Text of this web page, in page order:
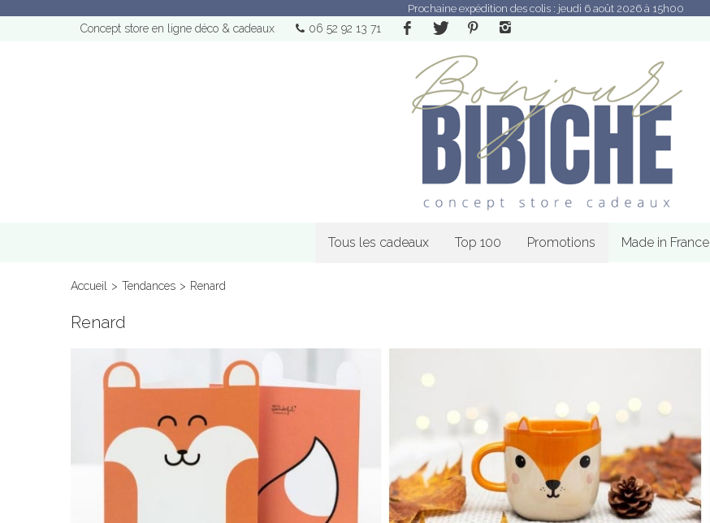
Prochaine expédition des colis : jeudi 6 août 2026 à 15h00
Concept store en ligne déco & cadeaux 06 52 92 13 71
Tous les cadeaux Top 100 Promotions Made in France
Accueil > Tendances > Renard
Renard